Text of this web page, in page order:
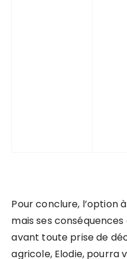
Pour conclure, l’option
mais ses
avant toute prise de
agricole, Elodie, pourra